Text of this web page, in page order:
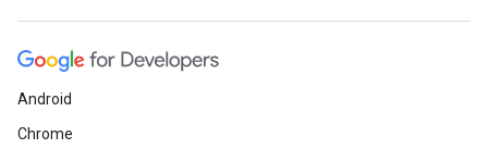
Android
Chrome